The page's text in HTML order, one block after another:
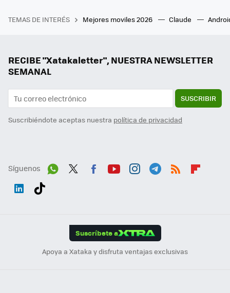
TEMAS DE INTERÉS Mejores moviles 2026 Claude
RECIBE "Xatakaletter", NUESTRA NEWSLETTER
SEMANAL
SUSCRIBIR
Suscribiéndote aceptas nuestra política de privacidad
Síguenos
Suscríbete a
Apoya a Xataka y disfruta ventajas exclusivas